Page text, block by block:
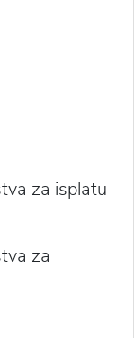
za isplatu
za